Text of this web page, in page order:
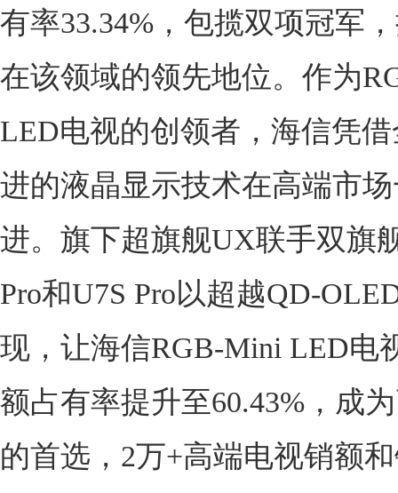
有率33.34%，包揽双项冠军
在该领域的领先地位。作为
LED电视的创领者，海信凭
进的液晶显示技术在高端市
进。旗下超旗舰UX联手双旗
Pro和U7S Pro以超越QD-
现，让海信RGB-Mini LED电
额占有率提升至60.43%，成
的首选，2万+高端电视销额